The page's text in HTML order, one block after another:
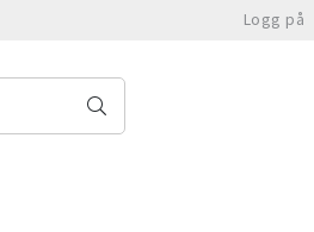
Logg på